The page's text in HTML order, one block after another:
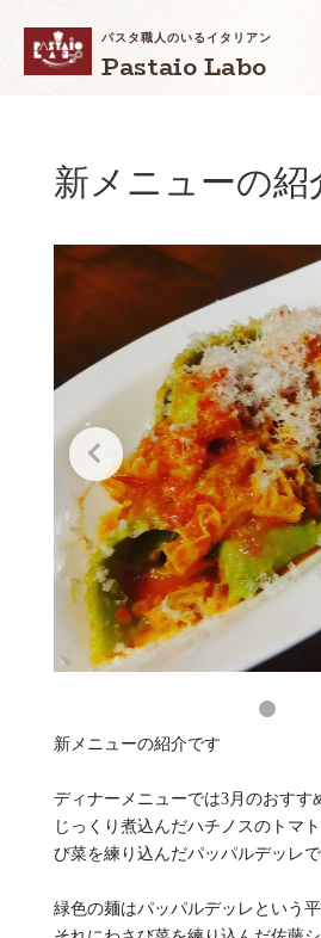
パスタ職人のいるイタリアン
Pastaio Labo
新メニューの紹
新メニューの紹介です
ディナーメニューでは3月のおすす
じっくり煮込んだハチノスのトマ
び菜を練り込んだパッパルデッレ
緑色の麺はパッパルデッレという